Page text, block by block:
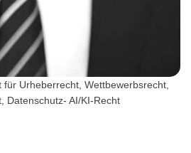
für Urheberrecht, Wettbewerbsrecht,
Datenschutz- AI/KI-Recht